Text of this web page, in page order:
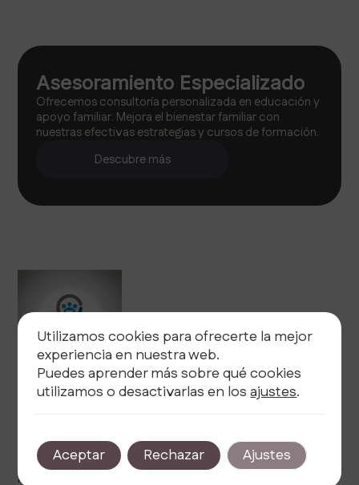
Asesoramiento Especializado
Ofrecemos consultoría personalizada en educación y
apoyo familiar. Mejora el bienestar familiar con
nuestras efectivas estrategias y cursos de formación.
Descubre más
Política de privacidad
Política de cookies
Aviso legal
Utilizamos cookies para ofrecerte la mejor
experiencia en nuestra web.
Puedes aprender más sobre qué cookies
utilizamos o desactivarlas en losajustes.
Aceptar Rechazar Ajustes